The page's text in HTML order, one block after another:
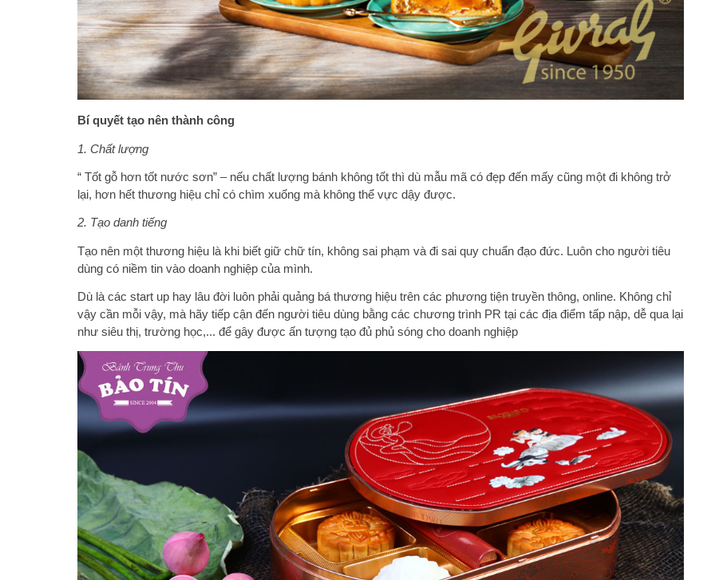
Bí quyết tạo nên thành công
1. Chất lượng
“ Tốt gỗ hơn tốt nước sơn” – nếu chất lượng bánh không tốt thì dù mẫu mã có đẹp đến mấy cũng một đi không trở
lại, hơn hết thương hiệu chỉ có chìm xuống mà không thể vực dậy được.
2. Tạo danh tiếng
Tạo nên một thương hiệu là khi biết giữ chữ tín, không sai phạm và đi sai quy chuẩn đạo đức. Luôn cho người tiêu
dùng có niềm tin vào doanh nghiệp của mình.
Dù là các start up hay lâu đời luôn phải quảng bá thương hiệu trên các phương tiện truyền thông, online. Không chỉ
vậy cần mỗi vậy, mà hãy tiếp cận đến người tiêu dùng bằng các chương trình PR tại các địa điểm tấp nập, dễ qua lại
như siêu thị, trường học,... để gây được ấn tượng tạo đủ phủ sóng cho doanh nghiệp